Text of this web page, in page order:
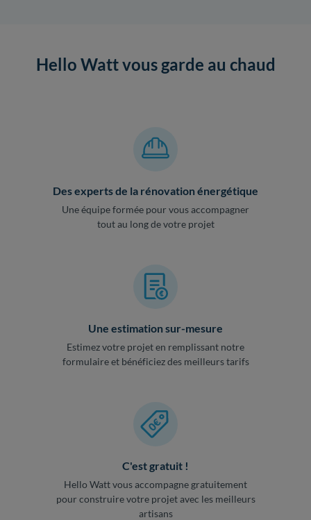
Hello Watt vous garde au chaud
Des experts de la rénovation énergétique
Une équipe formée pour vous accompagner
tout au long de votre projet
Une estimation sur-mesure
Estimez votre projet en remplissant notre
formulaire et bénéficiez des meilleurs tarifs
C'est gratuit !
Hello Watt vous accompagne gratuitement
pour construire votre projet avec les meilleurs
artisans